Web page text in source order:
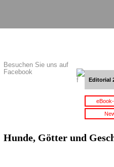
Besuchen Sie uns auf
Facebook
Editorial
Hunde, Götter und